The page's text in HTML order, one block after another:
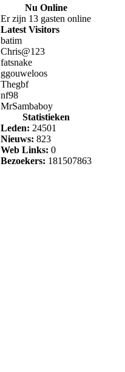
Nu Online
Er zijn 13 gasten online
Latest Visitors
batim
Chris@123
fatsnake
ggouweloos
Thegbf
nf98
MrSambaboy
Statistieken
Leden: 24501
Nieuws: 823
Web Links: 0
Bezoekers: 181507863